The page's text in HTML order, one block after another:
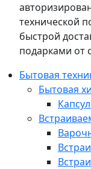
технической
быстрой
подарками от
Бытовая
Бытовая